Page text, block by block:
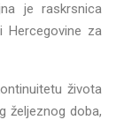
je raskrsnica
Hercegovine za
života
željeznog doba,